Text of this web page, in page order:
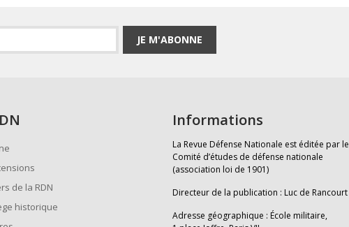
JE M'ABONNE
de la RDN
historique
Informations
La Revue Défense Nationale est éditée par le
Comité d’études de défense nationale
(association loi de 1901)
Directeur de la publication : Luc de Rancourt
Adresse géographique : École militaire,